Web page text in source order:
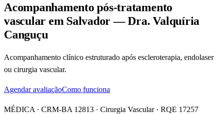
Acompanhamento pós-tratamento
vascular em Salvador — Dra. Valquíria
Canguçu
Acompanhamento clínico estruturado após escleroterapia, endolaser
ou cirurgia vascular.
Agendar avaliaçãoComo funciona
MÉDICA · CRM-BA 12813 · Cirurgia Vascular · RQE 17257